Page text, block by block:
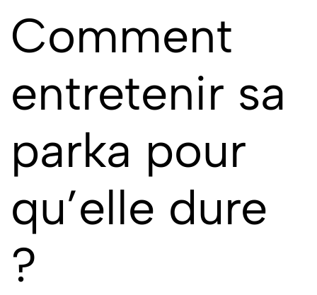
Comment
entretenir sa
parka pour
qu’elle dure
?